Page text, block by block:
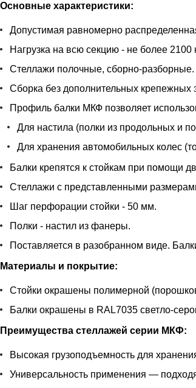
Основные характеристики:
Допустимая равномерно
Нагрузка на всю секцию - не более 2100
Стеллажи полочные, сборно-разборные.
Сборка без дополнительных крепежных
Профиль балки МКФ позволяет
Для настила (полки из продольных и
Для хранения автомобильных колес
Балки крепятся к стойкам при помощи
Стеллажи с представленными
Шаг перфорации стойки - 50 мм.
Полки - настил из фанеры.
Поставляется в разобранном виде.
Материалы и покрытие:
Стойки окрашены полимерной
Балки окрашены в RAL7035 светло-
Преимущества стеллажей серии МКФ:
Высокая грузоподъемность для
Универсальность применения —